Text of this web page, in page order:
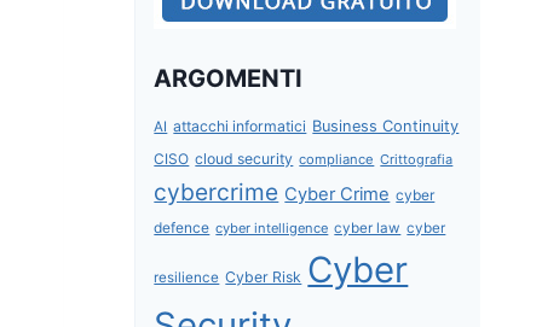
ARGOMENTI
AI attacchi informatici Business Continuity
CISO cloud security compliance Crittografia
cybercrime Cyber Crime cyber
defence cyber intelligence cyber law cyber
resilience Cyber Risk Cyber